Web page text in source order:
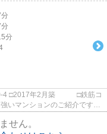
分
分
分
せん。